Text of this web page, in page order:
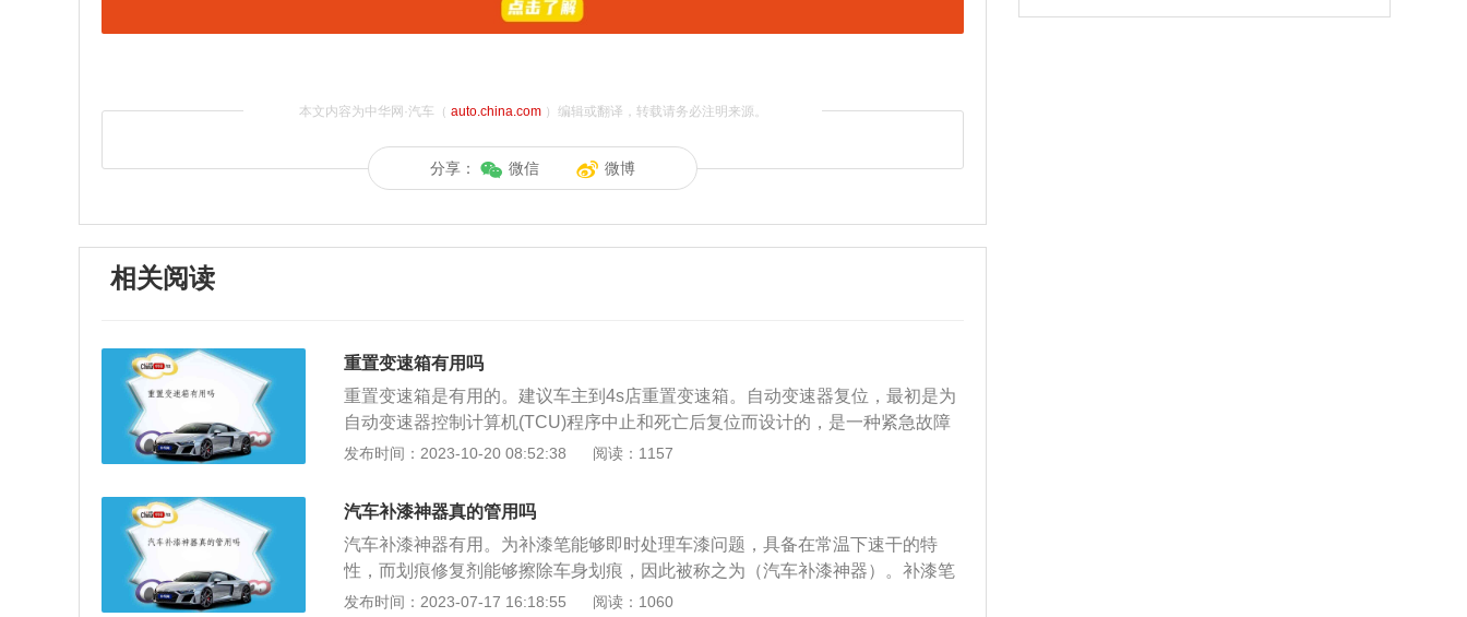
本文内容为中华网·汽车（ auto.china.com）编辑或翻译，转载请务必注明来源。
分享： 微信 微博
相关阅读
重置变速箱有用吗
重置变速箱是有用的。建议车主到4s店重置变速箱。自动变速器复位，最初是为
自动变速器控制计算机(TCU)程序中止和死亡后复位而设计的，是一种紧急故障
处理方法。重置变速器之前，请检查变速器控制单元以确保没有故障代码。如果
挡。所谓自动换挡，就是汽车在行驶过程中，驾驶员根据行驶过程的需要控制油
门踏板，自动变速器可以根据发动机负荷和汽车的行驶状况自动换入不同的档位
工作。自动变速器是一种能根据车速和发动机转速自动换挡的传动装置，不同于
手动变速器。目前汽车自动变速器有四种，分别是液力自动变速器(AT)、机械式
无级自动变速器(CVT)、电子机械式自动变速器(AMT)和双离合自动变速器。
发布时间：2023-10-20 08:52:38 阅读：1157
汽车补漆神器真的管用吗
汽车补漆神器有用。为补漆笔能够即时处理车漆问题，具备在常温下速干的特
性，而划痕修复剂能够擦除车身划痕，因此被称之为（汽车补漆神器）。补漆笔
的成分一般是原车车漆，不同的汽车需要使用专用的补漆笔；而划痕修复剂类似
发布时间：2023-07-17 16:18:55 阅读：1060
响；<&list>3.稳定器的转向胶套和球头